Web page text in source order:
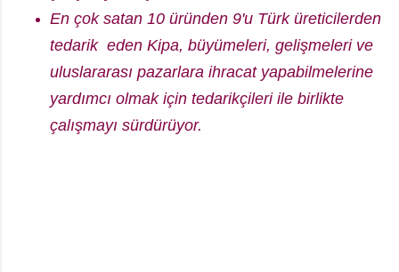
En çok satan 10 üründen 9'u Türk üreticilerden
tedarik eden Kipa, büyümeleri, gelişmeleri ve
uluslararası pazarlara ihracat yapabilmelerine
yardımcı olmak için tedarikçileri ile birlikte
çalışmayı sürdürüyor.